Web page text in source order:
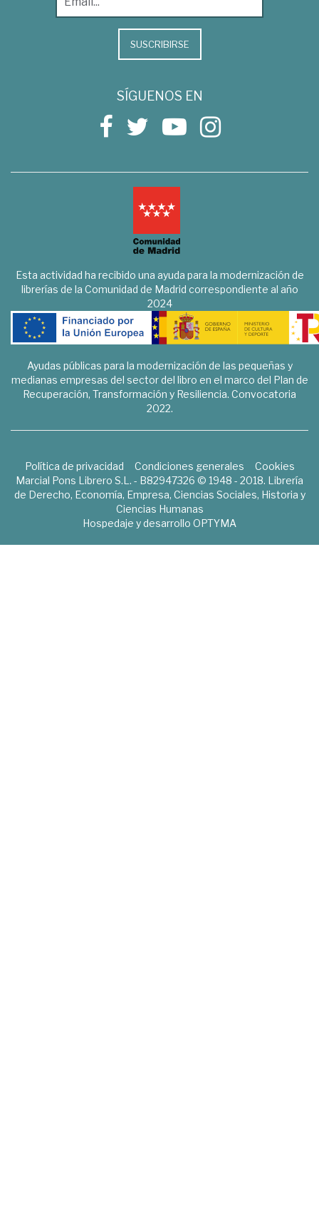
SUSCRIBIRSE
SÍGUENOS EN
Esta actividad ha recibido una ayuda para la modernización de
librerías de la Comunidad de Madrid correspondiente al año
2024
Ayudas públicas para la modernización de las pequeñas y
medianas empresas del sector del libro en el marco del Plan de
Recuperación, Transformación y Resiliencia. Convocatoria
2022.
Política de privacidad Condiciones generales
Cookies
Marcial Pons Librero S.L. - B82947326 © 1948 - 2018. Librería
de Derecho, Economía, Empresa, Ciencias Sociales, Historia y
Ciencias Humanas
Hospedaje y desarrollo OPTYMA